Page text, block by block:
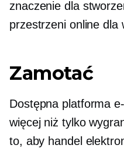
znaczenie dla
przestrzeni online dla
Zamotać
Dostępna platforma
więcej niż tylko
to, aby handel